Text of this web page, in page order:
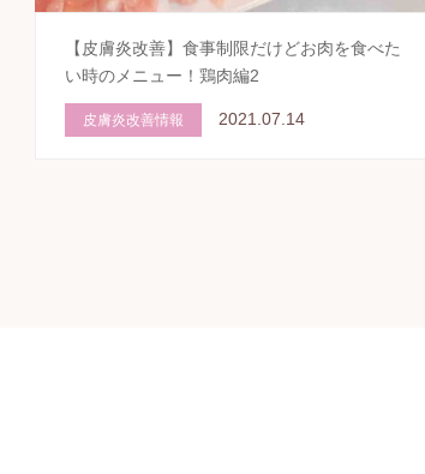
【皮膚炎改善】食事制限だけどお肉を食べた
い時のメニュー！鶏肉編2
皮膚炎改善情報 2021.07.14